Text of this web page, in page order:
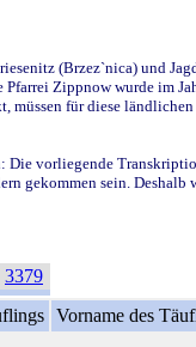
(Brzez`nica) und
Zippnow wurde im
für diese
Die vorliegende
gekommen sein. Deshalb
3379
Vorname des